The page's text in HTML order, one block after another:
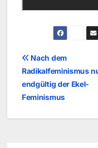
Nach dem
Radikalfeminismus
endgültig der Ekel-
Feminismus